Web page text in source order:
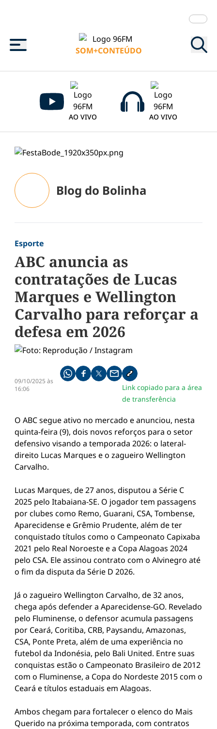
Menu
SOM+CONTEÚDO
AO VIVO AO VIVO
Blog do Bolinha
Esporte
ABC anuncia as
contratações de Lucas
Marques e Wellington
Carvalho para reforçar a
defesa em 2026
09/10/2025 às
16:06
Compartilhe pelo whatsapp
Compartilhar no facebook
Compartilhar no twitter
Compartilhe pelo email
Copiar link da notícia
Link copiado para a área
de transferência
O ABC segue ativo no mercado e anunciou, nesta
quinta-feira (9), dois novos reforços para o setor
defensivo visando a temporada 2026: o lateral-
direito Lucas Marques e o zagueiro Wellington
Carvalho.
Lucas Marques, de 27 anos, disputou a Série C
2025 pelo Itabaiana-SE. O jogador tem passagens
por clubes como Remo, Guarani, CSA, Tombense,
Aparecidense e Grêmio Prudente, além de ter
conquistado títulos como o Campeonato Capixaba
2021 pelo Real Noroeste e a Copa Alagoas 2024
pelo CSA. Ele assinou contrato com o Alvinegro até
o fim da disputa da Série D 2026.
Já o zagueiro Wellington Carvalho, de 32 anos,
chega após defender a Aparecidense-GO. Revelado
pelo Fluminense, o defensor acumula passagens
por Ceará, Coritiba, CRB, Paysandu, Amazonas,
CSA, Ponte Preta, além de uma experiência no
futebol da Indonésia, pelo Bali United. Entre suas
conquistas estão o Campeonato Brasileiro de 2012
com o Fluminense, a Copa do Nordeste 2015 com o
Ceará e títulos estaduais em Alagoas.
Ambos chegam para fortalecer o elenco do Mais
Querido na próxima temporada, com contratos